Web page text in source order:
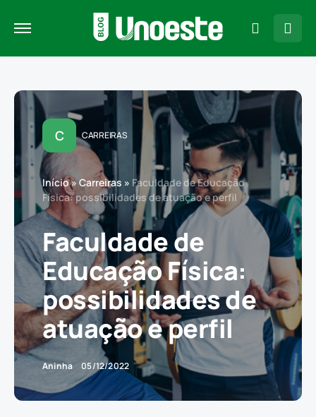
C CARREIRAS
Início»Carreiras » Faculdade de Educação
Física: possibilidades de atuação e perfil
Faculdade de
Educação Física:
possibilidades de
atuação e perfil
Aninha 05/12/2022